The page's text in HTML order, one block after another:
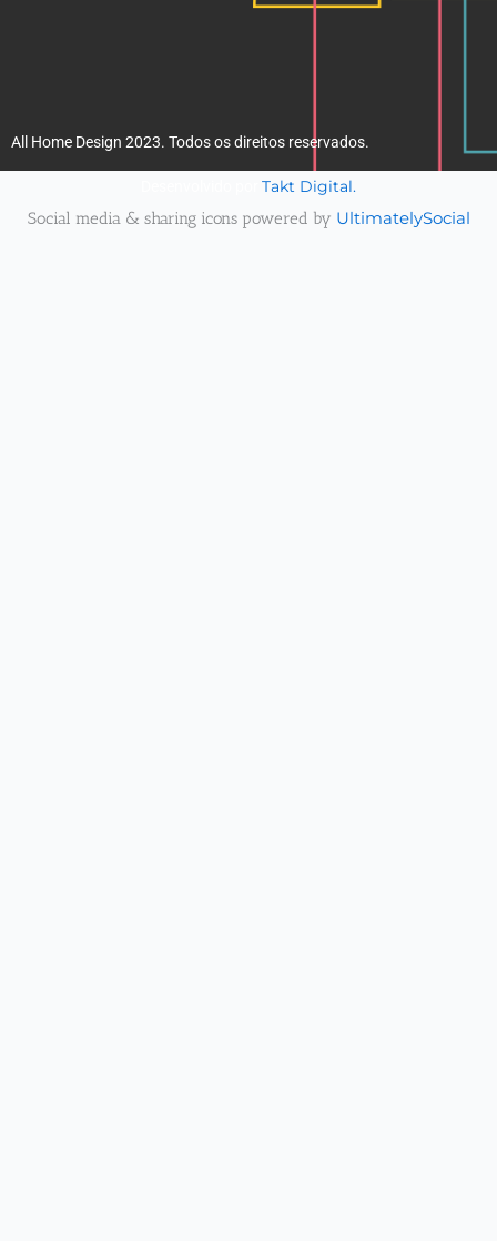
All Home Design 2023. Todos os direitos reservados.
Takt Digital.
Social media & sharing icons powered by UltimatelySocial